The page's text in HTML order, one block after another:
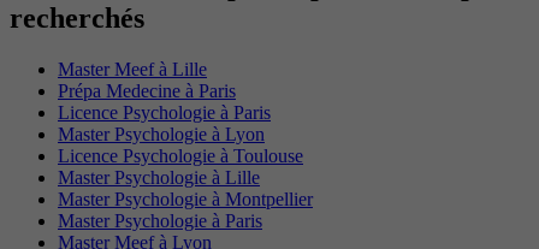
recherchés
Master Meef à Lille
Prépa Medecine à Paris
Licence Psychologie à Paris
Master Psychologie à Lyon
Licence Psychologie à Toulouse
Master Psychologie à Lille
Master Psychologie à Montpellier
Master Psychologie à Paris
Master Meef à Lyon